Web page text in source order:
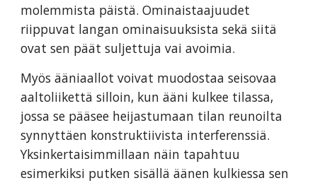
molemmista päistä. Ominaistaajuudet
riippuvat langan ominaisuuksista sekä siitä
ovat sen päät suljettuja vai avoimia.
Myös ääniaallot voivat muodostaa seisovaa
aaltoliikettä silloin, kun ääni kulkee tilassa,
jossa se pääsee heijastumaan tilan reunoilta
synnyttäen konstruktiivista interferenssiä.
Yksinkertaisimmillaan näin tapahtuu
esimerkiksi putken sisällä äänen kulkiessa sen